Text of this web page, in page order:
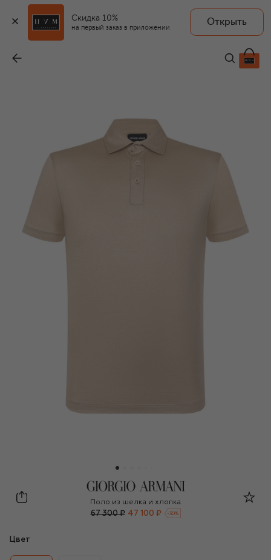
Скидка 10%
на первый заказ в приложении
Открыть
47 100 ₽
Giorgio Armani
Поло из шелка и хлопка
67 300 ₽ 47 100 ₽ -30%
Цвет